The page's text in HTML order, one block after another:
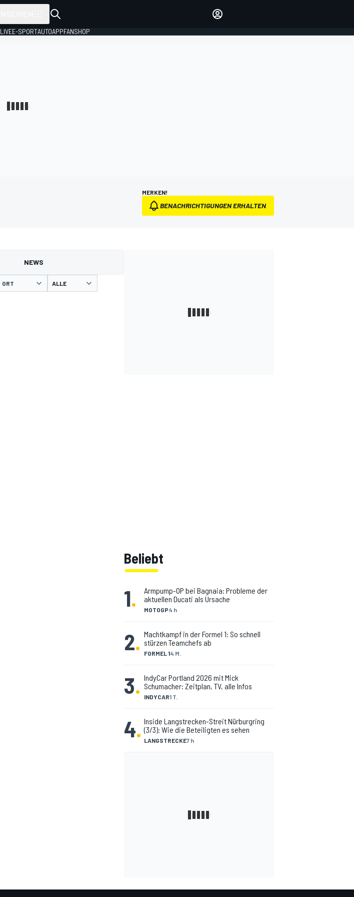
EINLOGGEN
LIVEE-SPORTAUTOAPPFANSHOP
MERKEN!
BENACHRICHTIGUNGEN ERHALTEN
NEWS
ORT
Beliebt
1. MOTOGP4 h
Armpump-OP bei Bagnaia: Probleme der
aktuellen Ducati als Ursache
2. FORMEL 14 M.
Machtkampf in der Formel 1: So schnell
stürzen Teamchefs ab
3. INDYCAR1 T.
IndyCar Portland 2026 mit Mick
Schumacher: Zeitplan, TV, alle Infos
4. LANGSTRECKE7 h
Inside Langstrecken-Streit Nürburgring
(3/3): Wie die Beteiligten es sehen